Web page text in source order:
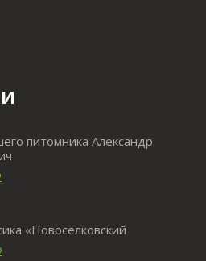
питомника Александр
«Новоселковский